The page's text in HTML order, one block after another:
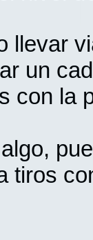
llevar
un
con la
tiros